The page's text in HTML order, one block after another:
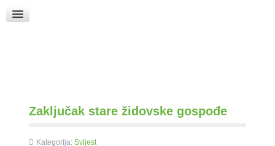
Zaključak stare židovske gospođe
Kategorija: Svijest